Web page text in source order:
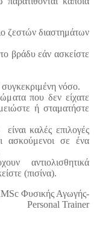
ζεστών διαστημάτων
βράδυ εάν ασκείστε
νόσο.
που δεν είχατε
ή σταματήστε
καλές επιλογές
ασκούμενοι σε ένα
αντιολισθητικά
(πισίνα).
Φυσικής Αγωγής-
Personal Trainer